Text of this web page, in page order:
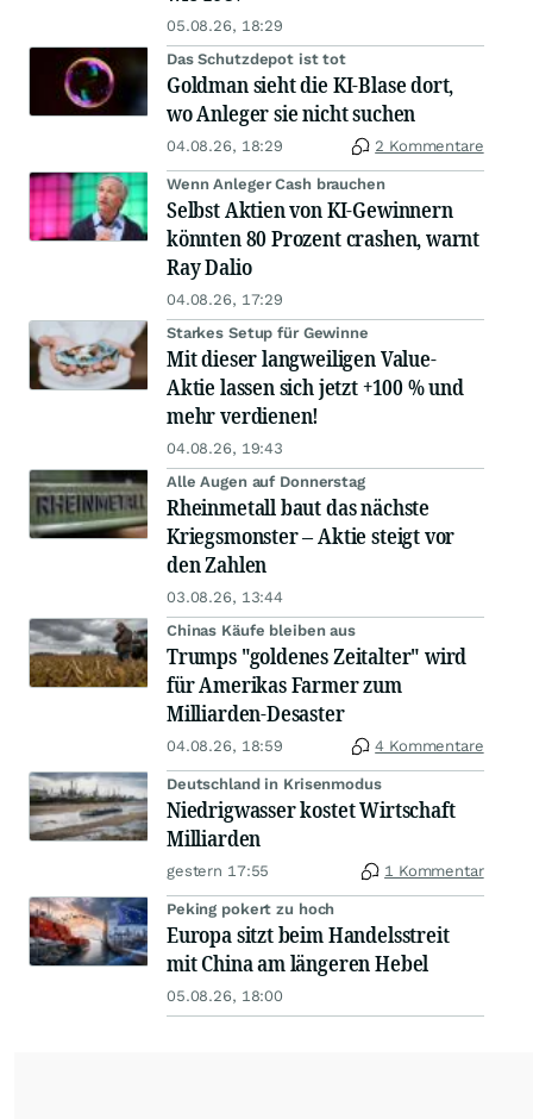
05.08.26, 18:29
Das Schutzdepot ist tot
Goldman sieht die KI-Blase dort,
wo Anleger sie nicht suchen
04.08.26, 18:29 2 Kommentare
Wenn Anleger Cash brauchen
Selbst Aktien von KI-Gewinnern
könnten 80 Prozent crashen, warnt
Ray Dalio
04.08.26, 17:29
Starkes Setup für Gewinne
Mit dieser langweiligen Value-
Aktie lassen sich jetzt +100 % und
mehr verdienen!
04.08.26, 19:43
Alle Augen auf Donnerstag
Rheinmetall baut das nächste
Kriegsmonster – Aktie steigt vor
den Zahlen
03.08.26, 13:44
Chinas Käufe bleiben aus
Trumps "goldenes Zeitalter" wird
für Amerikas Farmer zum
Milliarden-Desaster
04.08.26, 18:59 4 Kommentare
Deutschland in Krisenmodus
Niedrigwasser kostet Wirtschaft
Milliarden
gestern 17:55 1 Kommentar
Peking pokert zu hoch
Europa sitzt beim Handelsstreit
mit China am längeren Hebel
05.08.26, 18:00